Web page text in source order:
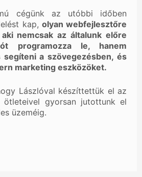
cégünk az utóbbi időben
kap, olyan webfejlesztőre
nemcsak az általunk előre
programozza le, hanem
segíteni a szövegezésben, és
marketing eszközöket.
Lászlóval készíttettük el az
ötleteivel gyorsan jutottunk el
üzeméig.